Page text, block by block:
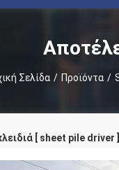
Σελίδα / Προϊόντα /
[ sheet pile